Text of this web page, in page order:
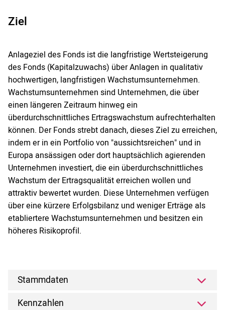
Ziel
Anlageziel des Fonds ist die langfristige Wertsteigerung
des Fonds (Kapitalzuwachs) über Anlagen in qualitativ
hochwertigen, langfristigen Wachstumsunternehmen.
Wachstumsunternehmen sind Unternehmen, die über
einen längeren Zeitraum hinweg ein
überdurchschnittliches Ertragswachstum aufrechterhalten
können. Der Fonds strebt danach, dieses Ziel zu erreichen,
indem er in ein Portfolio von "aussichtsreichen" und in
Europa ansässigen oder dort hauptsächlich agierenden
Unternehmen investiert, die ein überdurchschnittliches
Wachstum der Ertragsqualität erreichen wollen und
attraktiv bewertet wurden. Diese Unternehmen verfügen
über eine kürzere Erfolgsbilanz und weniger Erträge als
etabliertere Wachstumsunternehmen und besitzen ein
höheres Risikoprofil.
Stammdaten
Kennzahlen